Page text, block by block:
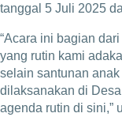
tanggal 5 Juli 2025
“Acara ini bagian
yang rutin kami
selain santunan
dilaksanakan di
agenda rutin di sini,”